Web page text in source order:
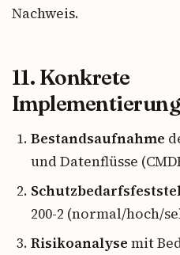
Nachweis.
11. Konkrete
Bestandsaufnahme
und Datenflüsse
200-2 (normal/hoch/
Risikoanalyse mit